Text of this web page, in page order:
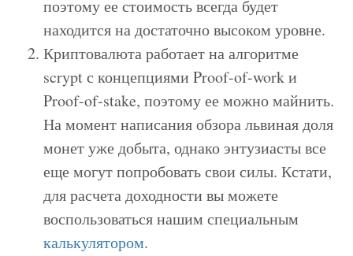
поэтому ее стоимость всегда будет
находится на достаточно высоком уровне.
Криптовалюта работает на алгоритме
scrypt с концепциями Proof-of-work и
Proof-of-stake, поэтому ее можно майнить.
На момент написания обзора львиная доля
монет уже добыта, однако энтузиасты все
еще могут попробовать свои силы. Кстати,
для расчета доходности вы можете
воспользоваться нашим специальным
калькулятором.